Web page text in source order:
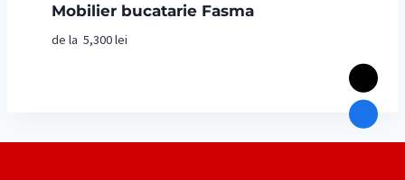
Mobilier bucatarie Fasma
de la 5,300lei